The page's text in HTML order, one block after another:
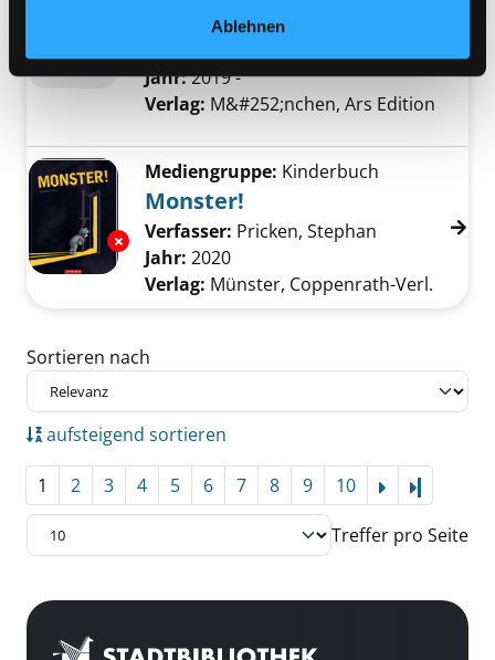
Ablehnen
Jack der Monsterschreck
Jahr:2019 -
Verlag: M&#252;nchen, Ars Edition
Exemplar-Details von Monster! anzeigen
Mediengruppe: Kinderbuch
Monster!
Verfasser: Pricken, Stephan Suche nach
Jahr: 2020
Verlag: Münster, Coppenrath-Verl.
Zu den Suchfiltern springen
Sortieren nach
aufsteigend sortieren
1 2 3 4 5 6 7 8 9 10
Treffer pro Seite